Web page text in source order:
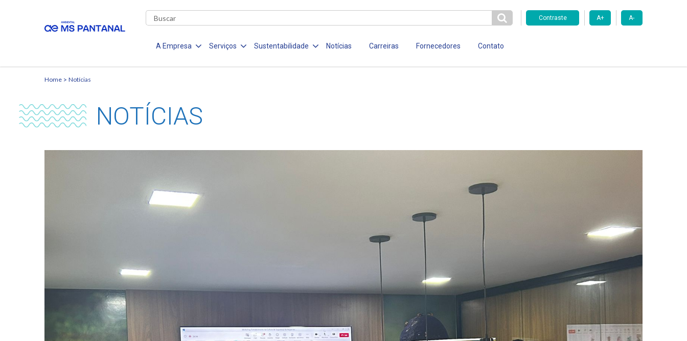
Contraste A+ A-
A Empresa Serviços Sustentabilidade Notícias Carreiras Fornecedores Contato
Home Notícias
NOTÍCIAS